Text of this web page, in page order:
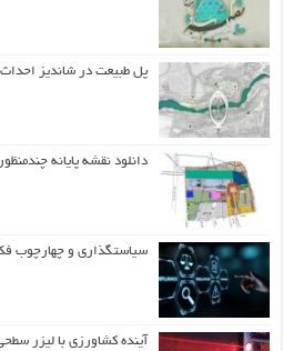
پل طبیعت در شاندیز
دانلود نقشه پایانه
سیاستگذاری و چهارچوب
آینده کشاورزی با لیزر